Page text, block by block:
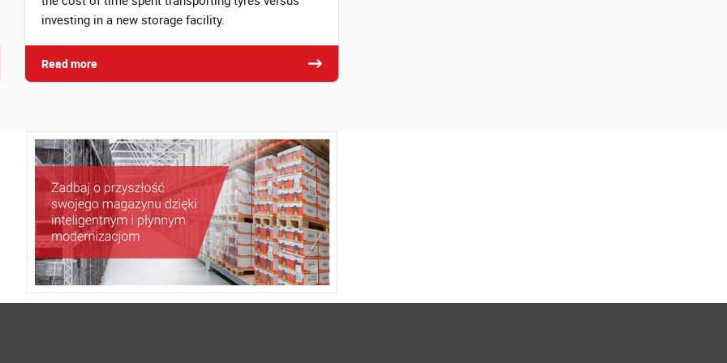
investing in a new storage facility.
Read more